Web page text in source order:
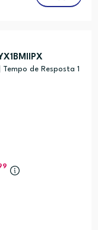
de Resposta 1